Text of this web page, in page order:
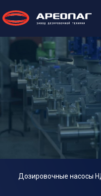
Дозировочные насосы